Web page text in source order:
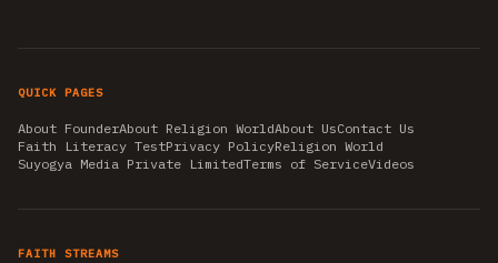
QUICK PAGES
About FounderAbout Religion WorldAbout UsContact Us
Faith Literacy TestPrivacy PolicyReligion World
Suyogya Media Private LimitedTerms of ServiceVideos
FAITH STREAMS